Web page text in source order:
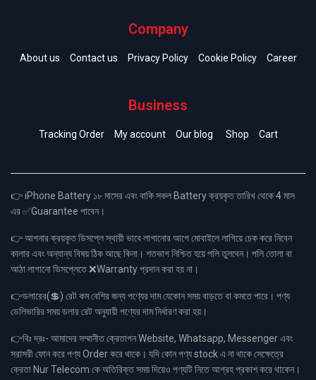
Company
About us Contact us Privacy Policy Cookie Policy Career
Business
Tracking Order My account Our blog Shop Cart
👉 iPhone Battery ১৮ মাসের এবং বাকি সকল Battery ক্রয়কৃত তারিখ থেকে 4 মাস
এর ✅Guarantee পাবেন।
👉 আপনার ক্রয়কৃত ডিসপ্লে স্থায়ী ভাবে লাগানোর আগে মোবাইলে লাগিয়ে চেক করে নিবেন
কালার এবং অন্যান্য বিষয় ঠিক আছে কিনা। শতভাগ নিশ্চিত হয়ে পলি তুলবেন। পলি তোলা বা
আঠা লাগানো ডিসপ্লেতে ❌Warranty প্রদান করা হয় না।
👉ডলারের(💲) রেট কম বেশির জন্য পণ্যের দাম যেকোন সময় বাড়তে বা কমতে পারে। পণ্য
ডেলিভারির সময় ডলার রেট অনুযায়ী পণ্যের দাম নির্ধারণ করা হয়।
👉বিঃ দ্রঃ- আমাদের সম্মানীত ক্রেতাগন Website, Whatsapp, Messenger এবং
সরাসরী ফোন করে পণ্য Order করে থাকে। যদি কোন পণ্য stock এ না থাকে সেক্ষেত্রে
ক্রেতা Nur Telecom কে অতিরিক্ত সময় দিয়েও পণ্যটি নিতে আগ্রহ প্রকাশ করে থাকেন।